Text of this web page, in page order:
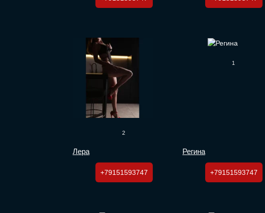
2
Лера
+79151593747
1
Регина
+79151593747